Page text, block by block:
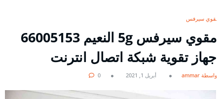
مقوي سيرفس
مقوي سيرفس 5g النعيم 66005153
جهاز تقوية شبكة اتصال انترنت
بواسطة ammar أبريل 1, 2021 0